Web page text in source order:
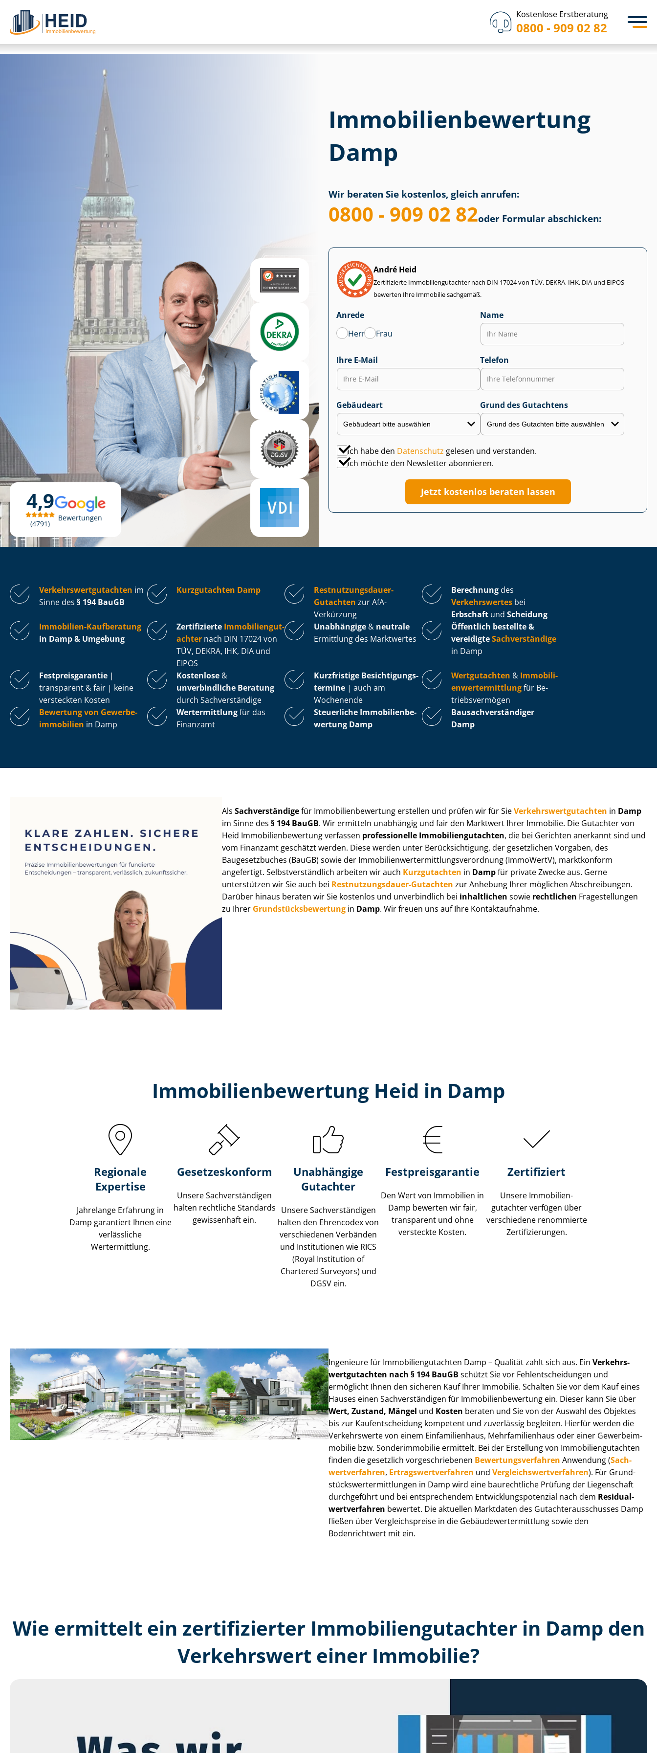
Kostenlose Erstberatung
0800 - 909 02 82
4,9
4791
Bewertungen
Immobilien­bewertung
Damp
Wir beraten Sie kostenlos, gleich anrufen:
0800 - 909 02 82oder Formular abschicken:
André Heid
Zertifizierte Im­mo­bi­li­en­gut­ach­ter nach DIN 17024 von TÜV, DEKRA, IHK, DIA und EIPOS
bewerten Ihre Immobilie sachgemäß.
Anrede
Herr
Frau
Name
Ihre E-Mail Telefon
Gebäudeart Grund des Gutachtens
Ich habe den Datenschutz gelesen und verstanden.
Ich möchte den Newsletter abonnieren.
Jetzt kostenlos beraten lassen
Ver­kehrs­wert­gut­ach­ten im
Sinne des § 194 BauGB
Kurzgutachten Damp
Rest­nut­zungs­dau­er-
Gutachten zur AfA-
Verkürzung
Berechnung des
Verkehrswertes bei
Erbschaft und Scheidung
Immobilien-Kaufberatung
in Damp & Umgebung
Zertifizierte Im­mo­bi­li­en­gut­
ach­ter nach DIN 17024 von
TÜV, DEKRA, IHK, DIA und
EIPOS
Unabhängige & neutrale
Ermittlung des Marktwertes
Öffentlich bestellte &
vereidigteSachverständige
in Damp
Fest­preis­ga­ran­tie |
transparent & fair | keine
versteckten Kosten
Kostenlose &
unverbindliche Beratung
durch Sachverständige
Kurzfristige Be­sich­ti­gungs­
ter­mi­ne | auch am
Wochenende
Wertgutachten & Im­mo­bi­li­
en­wert­ermitt­lungfür Be­
triebs­ver­mö­gen
Bewertung von Ge­wer­be­
im­mo­bi­li­en in Damp
Wertermittlungfür das
Finanzamt
Steuerliche Im­mo­bi­li­en­be­
wer­tung Damp
Bau­sach­ver­stän­di­ger
Damp
AlsSachverständigefür Im­mo­bi­li­en­be­wer­tung erstellen und prüfen wir für SieVer­kehrs­wert­gut­ach­ten in Damp
im Sinne des§ 194 BauGB. Wir ermitteln unabhängig und fair den Marktwert Ihrer Immobilie. Die Gutachter von
Heid Im­mo­bi­li­en­be­wer­tung verfassen professionelle Im­mo­bi­li­en­gut­ach­ten, die bei Gerichten anerkannt sind und
vom Finanzamt geschätzt werden. Diese werden unter Be­rück­sich­ti­gung, der gesetzlichen Vorgaben, des
Baugesetzbuches (BauGB) sowie der Im­mo­bi­li­en­wert­ermitt­lungs­ver­ord­nung (ImmoWertV), marktkonform
angefertigt. Selbst­ver­ständ­lich arbeiten wir auch Kurzgutachten in Dampfür private Zwecke aus. Gerne
unterstützen wir Sie auch bei Rest­nut­zungs­dau­er-Gutachten zur Anhebung Ihrer möglichen Abschreibungen.
Darüber hinaus beraten wir Sie kostenlos und unverbindlich bei inhaltlichen sowie rechtlichen Fragestellungen
zu Ihrer Grund­stücks­be­wer­tung in Damp. Wir freuen uns auf Ihre Kontaktaufnahme.
Immobilien­bewertung Heid in Damp
Regionale
Expertise
Jahrelange Erfahrung in
Damp garantiert Ihnen eine
verlässliche
Wertermittlung.
Gesetzes­konform
Unsere Sach­ver­stän­di­gen
halten rechtliche Standards
gewissenhaft ein.
Unabhängige
Gutachter
Unsere Sach­ver­stän­di­gen
halten den Ehrencodex von
verschiedenen Verbänden
und Institutionen wie RICS
(Royal Institution of
Chartered Surveyors) und
DGSV ein.
Festpreis​garantie
Den Wert von Immobilien in
Damp bewerten wir fair,
transparent und ohne
versteckte Kosten.
Zertifiziert
Unsere Immobilien­
gutachter verfügen über
verschiedene renommierte
Zer­ti­fi­zie­run­gen.
Ingenieure für Im­mo­bi­li­en­gut­ach­ten Damp – Qualität zahlt sich aus. Ein Ver­kehrs­
wert­gut­ach­ten nach § 194 BauGB schützt Sie vor Fehl­ent­schei­dun­gen und
ermöglicht Ihnen den sicheren Kauf Ihrer Immobilie. Schalten Sie vor dem Kauf eines
Hauses einen Sach­ver­stän­di­gen für Im­mo­bi­li­en­be­wer­tung ein. Dieser kann Sie über
Wert, Zustand, Mängel und Kosten beraten und Sie von der Auswahl des Objektes
bis zur Kauf­ent­schei­dung kompetent und zuverlässig begleiten. Hierfür werden die
Verkehrswerte von einem Einfamilienhaus, Mehr­fa­mi­li­en­haus oder einer Ge­wer­be­im­
mo­bi­lie bzw. Sonderimmobilie ermittelt. Bei der Erstellung von Im­mo­bi­li­en­gut­ach­ten
finden die gesetzlich vor­ge­schrie­be­nen Be­wer­tungs­ver­fah­ren Anwendung (Sach­
wert­ver­fah­ren, Er­trags­wert­ver­fah­ren und Ver­gleichs­wert­ver­fah­ren). Für Grund­
stücks­wert­ermitt­lun­gen in Damp wird eine baurechtliche Prüfung der Liegenschaft
durchgeführt und bei entsprechendem Ent­wick­lungs­po­ten­zi­al nach dem Re­si­du­al­
wert­ver­fah­ren bewertet. Die aktuellen Marktdaten des Gut­ach­ter­aus­schus­ses Damp
fließen über Ver­gleichs­prei­se in die Ge­bäu­de­wert­ermitt­lung sowie den
Bodenrichtwert mit ein.
Wie ermittelt ein zertifizierter Immobilien­gutachter in Damp den
Verkehrswert einer Immobilie?